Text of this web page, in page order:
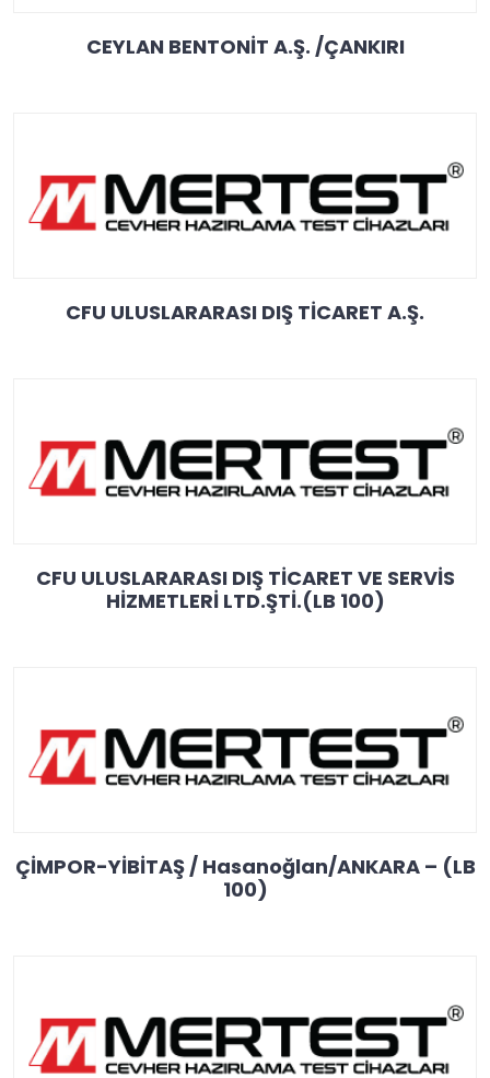
CEYLAN BENTONİT A.Ş. /ÇANKIRI
CFU ULUSLARARASI DIŞ TİCARET A.Ş.
CFU ULUSLARARASI DIŞ TİCARET VE SERVİS
HİZMETLERİ LTD.ŞTİ.(LB 100)
ÇİMPOR-YİBİTAŞ / Hasanoğlan/ANKARA – (LB
100)